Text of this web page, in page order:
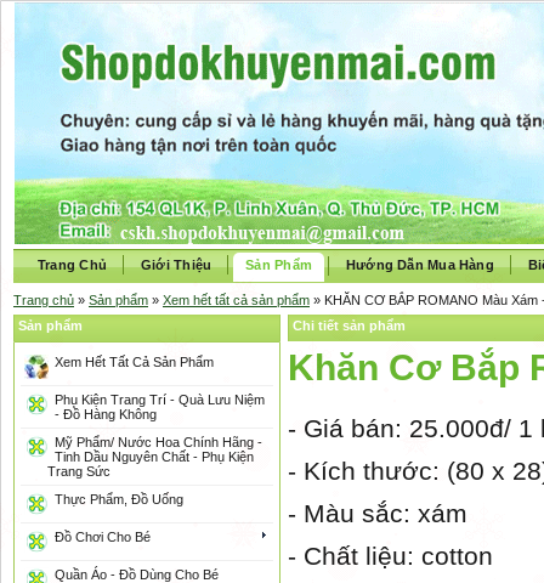
Trang Chủ Giới Thiệu Sản Phẩm Hướng Dẫn Mua Hàng
Trang chủ » Sản phẩm » Xem hết tất cả sản phẩm » KHĂN CƠ BẮP ROMANO Màu Xám
Chi tiết sản phẩm
Khăn Cơ Bắp
- Giá bán: 25.000đ/ 1
- Kích thước: (80 x
- Màu sắc: xám
- Chất liệu: cotton
Sản phẩm
Xem Hết Tất Cả Sản Phẩm
Phụ Kiện Trang Trí - Quà Lưu Niệm
- Đồ Hàng Không
Mỹ Phẩm/ Nước Hoa Chính Hãng -
Tinh Dầu Nguyên Chất - Phụ Kiện
Trang Sức
Thực Phẩm, Đồ Uống
Đồ Chơi Cho Bé
Quần Áo - Đồ Dùng Cho Bé